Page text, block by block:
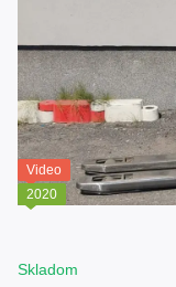
Video
2020
Skladom